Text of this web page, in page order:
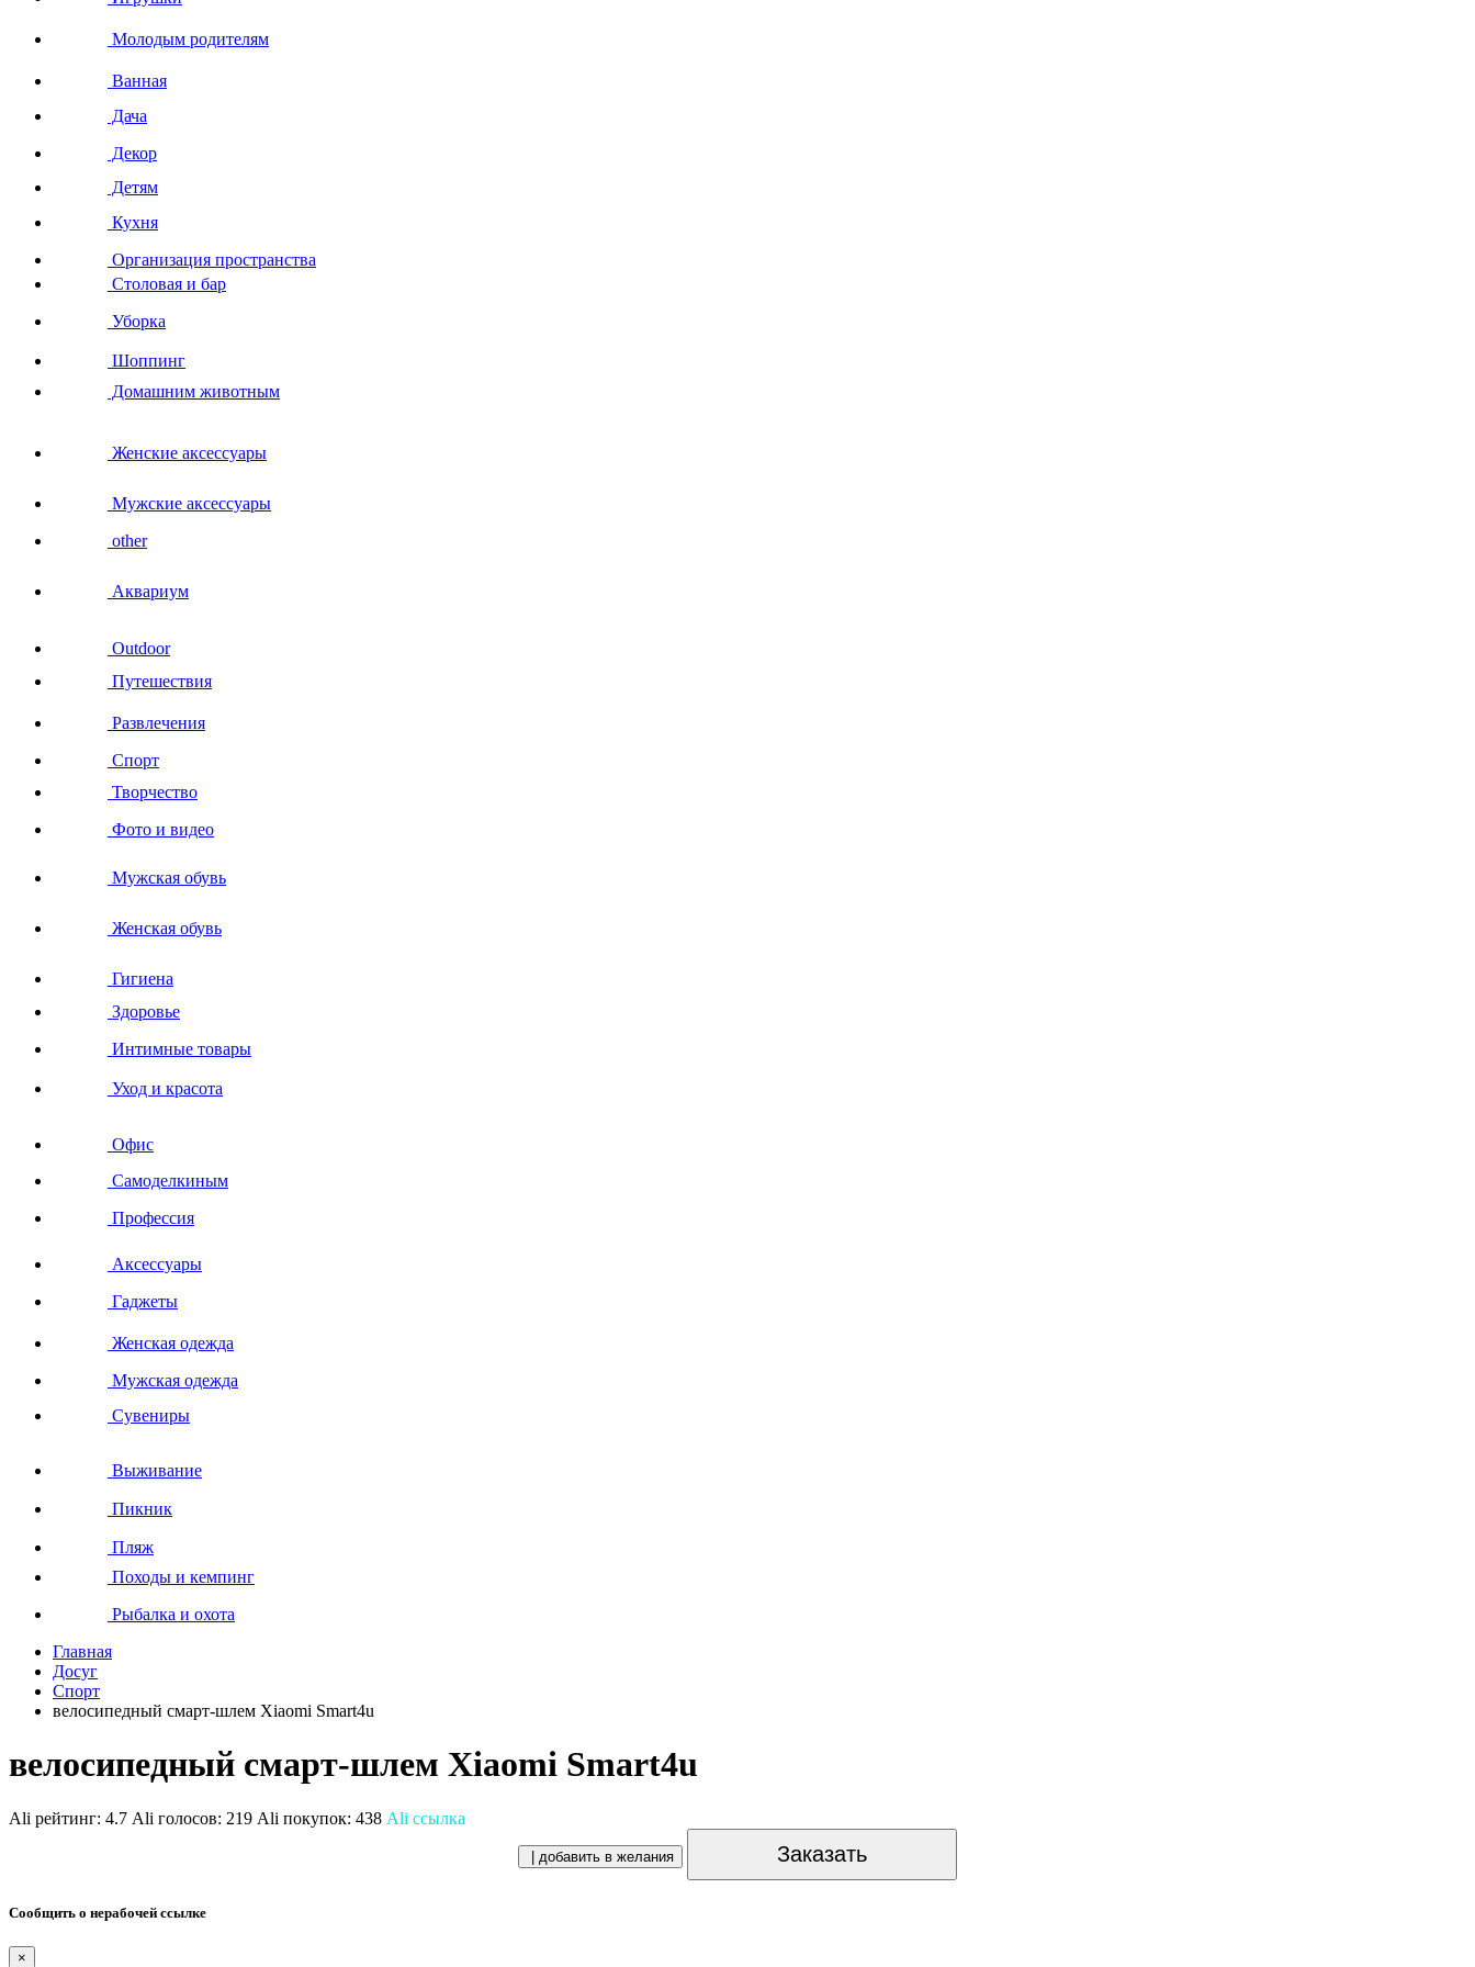
Молодым родителям
Ванная
Дача
Декор
Детям
Кухня
Организация пространства
Столовая и бар
Уборка
Шоппинг
Домашним животным
Женские аксессуары
Мужские аксессуары
other
Аквариум
Outdoor
Путешествия
Развлечения
Спорт
Творчество
Фото и видео
Мужская обувь
Женская обувь
Гигиена
Здоровье
Интимные товары
Уход и красота
Офис
Самоделкиным
Профессия
Аксессуары
Гаджеты
Женская одежда
Мужская одежда
Сувениры
Выживание
Пикник
Пляж
Походы и кемпинг
Рыбалка и охота
Главная
Досуг
Спорт
велосипедный смарт-шлем Xiaomi Smart4u
велосипедный смарт-шлем Xiaomi Smart4u
Ali рейтинг: 4.7 Ali голосов: 219 Ali покупок: 438 Ali ссылка
| добавить в желания Заказать
Сообщить о нерабочей ссылке
×